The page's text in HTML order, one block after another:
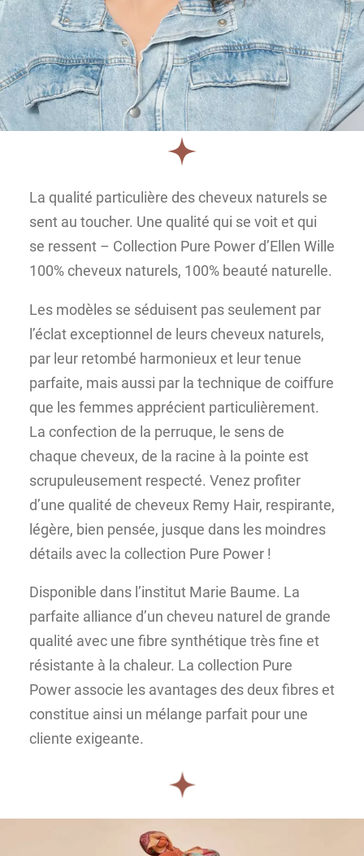
La qualité particulière des cheveux naturels se
sent au toucher. Une qualité qui se voit et qui
se ressent – Collection Pure Power d’Ellen Wille
100% cheveux naturels, 100% beauté naturelle.
Les modèles se séduisent pas seulement par
l’éclat exceptionnel de leurs cheveux naturels,
par leur retombé harmonieux et leur tenue
parfaite, mais aussi par la technique de coiffure
que les femmes apprécient particulièrement.
La confection de la perruque, le sens de
chaque cheveux, de la racine à la pointe est
scrupuleusement respecté. Venez profiter
d’une qualité de cheveux Remy Hair, respirante,
légère, bien pensée, jusque dans les moindres
détails avec la collection Pure Power !
Disponible dans l’institut Marie Baume. La
parfaite alliance d’un cheveu naturel de grande
qualité avec une fibre synthétique très fine et
résistante à la chaleur. La collection Pure
Power associe les avantages des deux fibres et
constitue ainsi un mélange parfait pour une
cliente exigeante.